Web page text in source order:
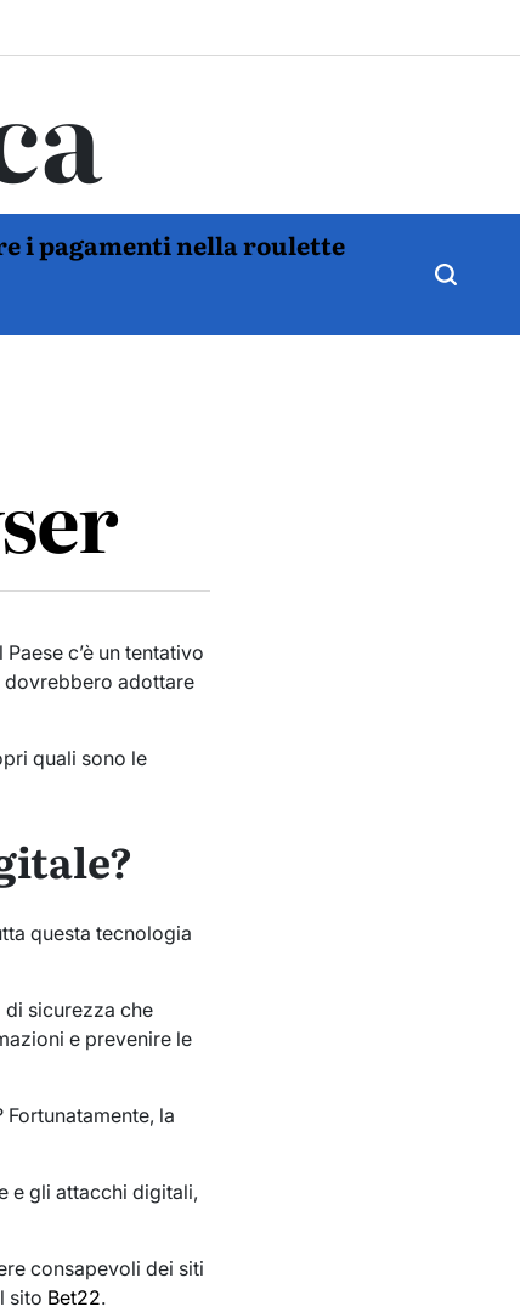
i pagamenti nella roulette
c’è un tentativo
dovrebbero adottare
quali sono le
questa tecnologia
di sicurezza che
e prevenire le
la
e gli attacchi digitali,
consapevoli dei siti
sito Bet22.